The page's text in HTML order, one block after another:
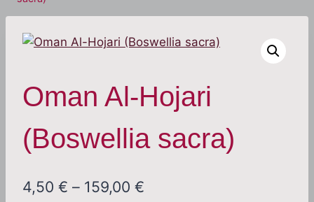
Oman Al-Hojari
(Boswellia sacra)
4,50 € – 159,00 €